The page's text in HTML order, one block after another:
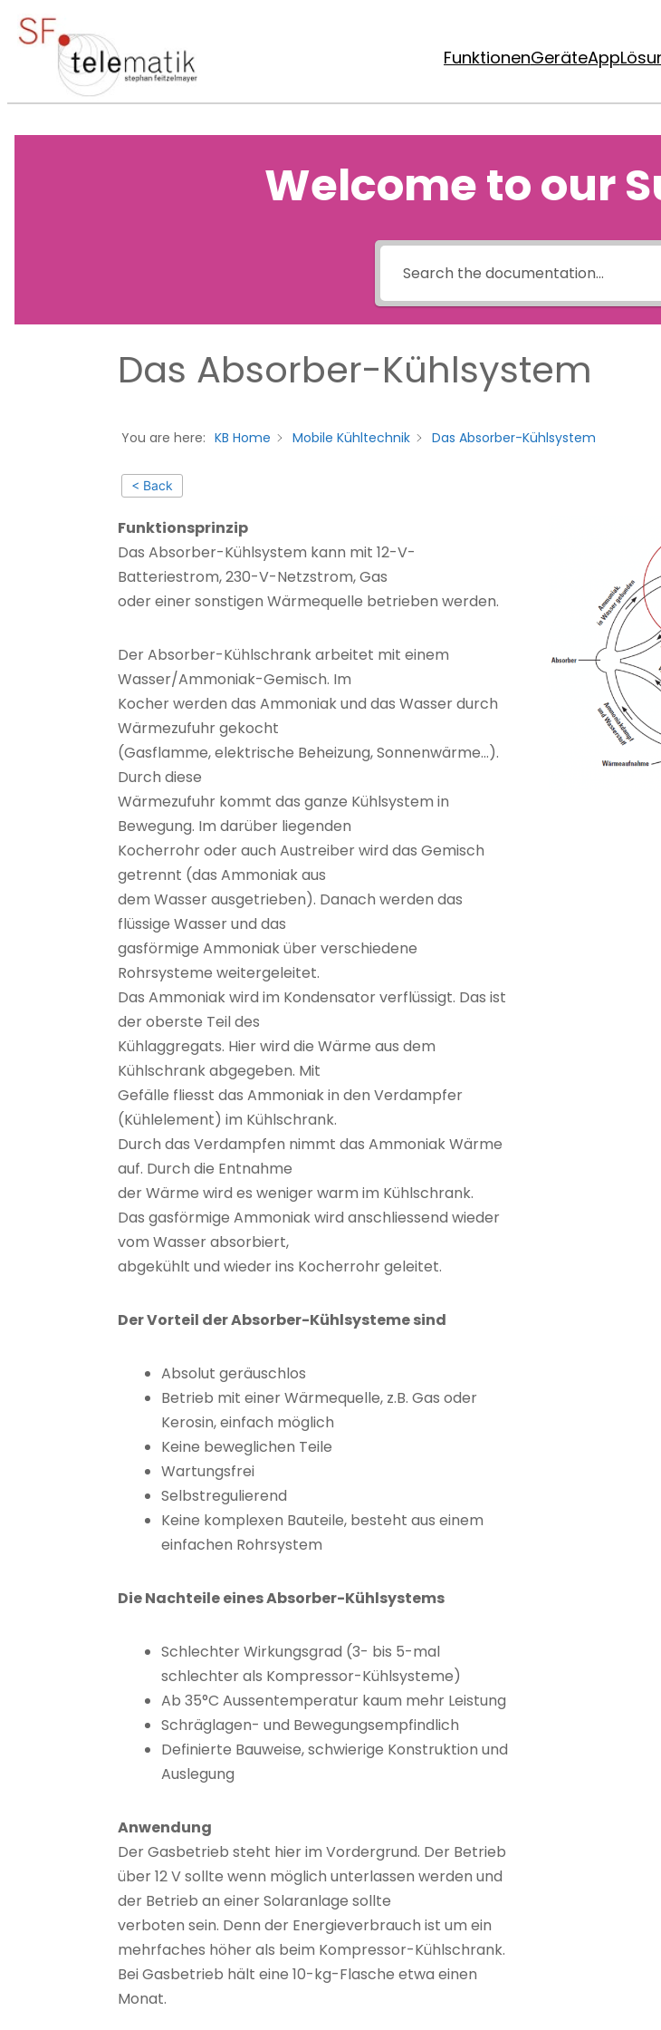
FunktionenGeräteApp
Welcome to our
Das Absorber-Kühlsystem
You are here: KB Home Mobile Kühltechnik Das Absorber-Kühlsystem
< Back
Funktionsprinzip
Das Absorber-Kühlsystem kann mit 12-V-
Batteriestrom, 230-V-Netzstrom, Gas
oder einer sonstigen Wärmequelle betrieben werden.
Der Absorber-Kühlschrank arbeitet mit einem
Wasser/Ammoniak-Gemisch. Im
Kocher werden das Ammoniak und das Wasser durch
Wärmezufuhr gekocht
(Gasflamme, elektrische Beheizung, Sonnenwärme…).
Durch diese
Wärmezufuhr kommt das ganze Kühlsystem in
Bewegung. Im darüber liegenden
Kocherrohr oder auch Austreiber wird das Gemisch
getrennt (das Ammoniak aus
dem Wasser ausgetrieben). Danach werden das
flüssige Wasser und das
gasförmige Ammoniak über verschiedene
Rohrsysteme weitergeleitet.
Das Ammoniak wird im Kondensator verflüssigt. Das ist
der oberste Teil des
Kühlaggregats. Hier wird die Wärme aus dem
Kühlschrank abgegeben. Mit
Gefälle fliesst das Ammoniak in den Verdampfer
(Kühlelement) im Kühlschrank.
Durch das Verdampfen nimmt das Ammoniak Wärme
auf. Durch die Entnahme
der Wärme wird es weniger warm im Kühlschrank.
Das gasförmige Ammoniak wird anschliessend wieder
vom Wasser absorbiert,
abgekühlt und wieder ins Kocherrohr geleitet.
Der Vorteil der Absorber-Kühlsysteme sind
Absolut geräuschlos
Betrieb mit einer Wärmequelle, z.B. Gas oder
Kerosin, einfach möglich
Keine beweglichen Teile
Wartungsfrei
Selbstregulierend
Keine komplexen Bauteile, besteht aus einem
einfachen Rohrsystem
Die Nachteile eines Absorber-Kühlsystems
Schlechter Wirkungsgrad (3- bis 5-mal
schlechter als Kompressor-Kühlsysteme)
Ab 35°C Aussentemperatur kaum mehr Leistung
Schräglagen- und Bewegungsempfindlich
Definierte Bauweise, schwierige Konstruktion und
Auslegung
Anwendung
Der Gasbetrieb steht hier im Vordergrund. Der Betrieb
über 12 V sollte wenn möglich unterlassen werden und
der Betrieb an einer Solaranlage sollte
verboten sein. Denn der Energieverbrauch ist um ein
mehrfaches höher als beim Kompressor-Kühlschrank.
Bei Gasbetrieb hält eine 10-kg-Flasche etwa einen
Monat.